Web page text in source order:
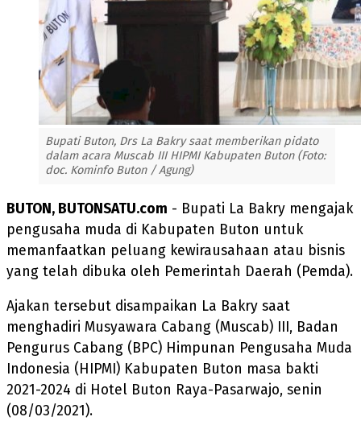
Bupati Buton, Drs La Bakry saat memberikan pidato
dalam acara Muscab III HIPMI Kabupaten Buton (Foto:
doc. Kominfo Buton / Agung)
BUTON, BUTONSATU.com - Bupati La Bakry mengajak
pengusaha muda di Kabupaten Buton untuk
memanfaatkan peluang kewirausahaan atau bisnis
yang telah dibuka oleh Pemerintah Daerah (Pemda).
Ajakan tersebut disampaikan La Bakry saat
menghadiri Musyawara Cabang (Muscab) III, Badan
Pengurus Cabang (BPC) Himpunan Pengusaha Muda
Indonesia (HIPMI) Kabupaten Buton masa bakti
2021-2024 di Hotel Buton Raya-Pasarwajo, senin
(08/03/2021).